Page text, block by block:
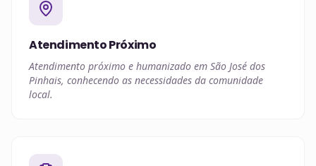
Atendimento Próximo
Atendimento próximo e humanizado em São José dos
Pinhais, conhecendo as necessidades da comunidade
local.